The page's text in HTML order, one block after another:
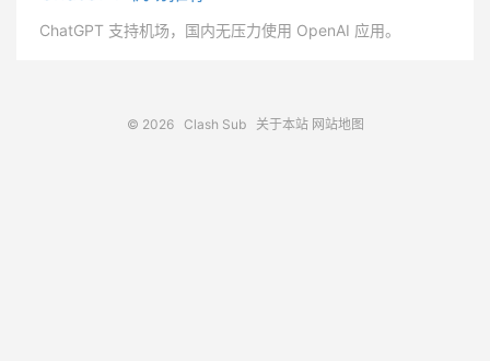
ChatGPT 支持机场，国内无压力使用 OpenAI 应用。
© 2026 Clash Sub 关于本站 网站地图